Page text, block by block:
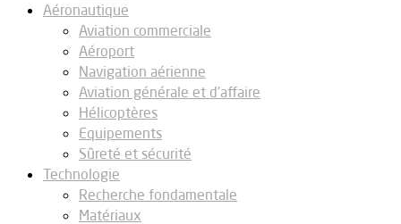
Aéronautique
Aviation commerciale
Aéroport
Navigation aérienne
Aviation générale et d’affaire
Hélicoptères
Equipements
Sûreté et sécurité
Technologie
Recherche fondamentale
Matériaux